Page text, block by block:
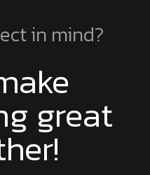
in mind?
great